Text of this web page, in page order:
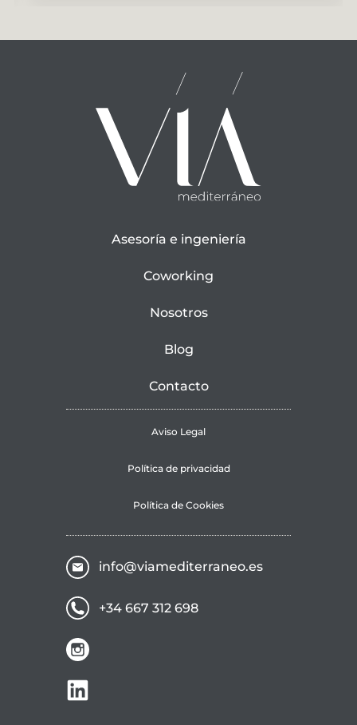
Asesoría e ingeniería
Coworking
Nosotros
Blog
Contacto
Aviso Legal
Política de privacidad
Política de Cookies
info@viamediterraneo.es
+34 667 312 698
ir a instagram